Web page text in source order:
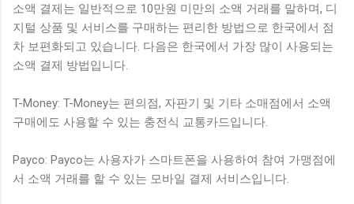
소액 결제는 일반적으로 10만원 미만의 소액 거래를 말하며, 디
지털 상품 및 서비스를 구매하는 편리한 방법으로 한국에서 점
차 보편화되고 있습니다. 다음은 한국에서 가장 많이 사용되는
소액 결제 방법입니다.
T-Money: T-Money는 편의점, 자판기 및 기타 소매점에서 소액
구매에도 사용할 수 있는 충전식 교통카드입니다.
Payco: Payco는 사용자가 스마트폰을 사용하여 참여 가맹점에
서 소액 거래를 할 수 있는 모바일 결제 서비스입니다.